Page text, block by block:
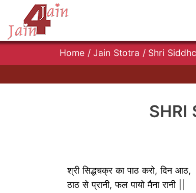
Home / Jain Stotra / Shri
SHRI
श्री सिद्धचक्र का पाठ करो, दिन आठ,
ठाठ से प्रानी, फल पायो मैना रानी ||